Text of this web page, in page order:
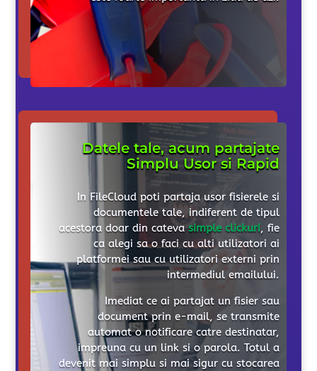
Datele tale, acum partajate
Simplu Usor si Rapid
In FileCloud poti partaja usor fisierele si
documentele tale, indiferent de tipul
acestora doar din catevasimple clickuri, fie
ca alegi sa o faci cu alti utilizatori ai
platformei sau cu utilizatori externi prin
intermediul emailului.
Imediat ce ai partajat un fisier sau
document prin e-mail, se transmite
automat o notificare catre destinatar,
impreuna cu un link si o parola. Totul a
devenit mai simplu si mai sigur cu stocarea